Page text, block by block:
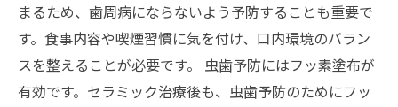
まるため、歯周病にならないよう予防することも重要で
す。食事内容や喫煙習慣に気を付け、口内環境のバラン
スを整えることが必要です。 虫歯予防にはフッ素塗布が
有効です。セラミック治療後も、虫歯予防のためにフッ